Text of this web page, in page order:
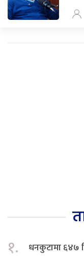
१. धनकुटामा ६४७